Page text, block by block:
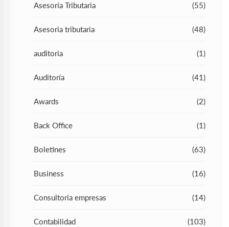
Asesoría Tributaria (55)
Asesoria tributaria (48)
auditoria (1)
Auditoría (41)
Awards (2)
Back Office (1)
Boletines (63)
Business (16)
Consultoria empresas (14)
Contabilidad (103)